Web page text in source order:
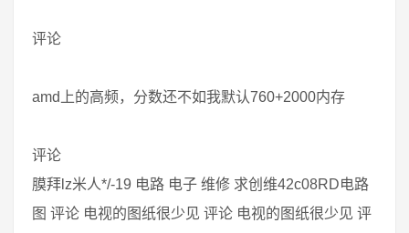
评论
amd上的高频，分数还不如我默认760+2000内存
评论
膜拜lz米人*/-19 电路 电子 维修 求创维42c08RD电路
图 评论 电视的图纸很少见 评论 电视的图纸很少见 评